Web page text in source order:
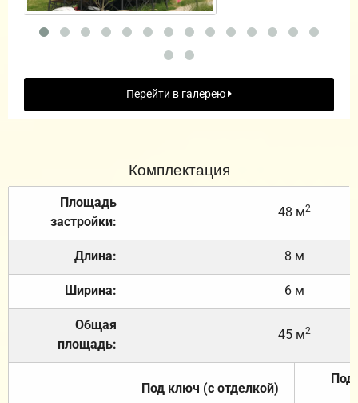
Перейти в галерею
Комплектация
Площадь
застройки:
48 м2
Длина: 8 м
Ширина: 6 м
Общая
площадь:
45 м2
Под ключ (с отделкой)
Под